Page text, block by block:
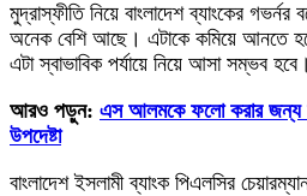
মুদ্রাস্ফীতি নিয়ে বাংলাদেশ ব্যাংকের
অনেক বেশি আছে। এটাকে কমিয়ে আনতে
এটা স্বাভাবিক পর্যায়ে নিয়ে আসা সম্ভব হবে।
আরও পড়ুন: এস আলমকে ফলো করার জন্য
উপদেষ্টা
বাংলাদেশ ইসলামী ব্যাংক পিএলসির